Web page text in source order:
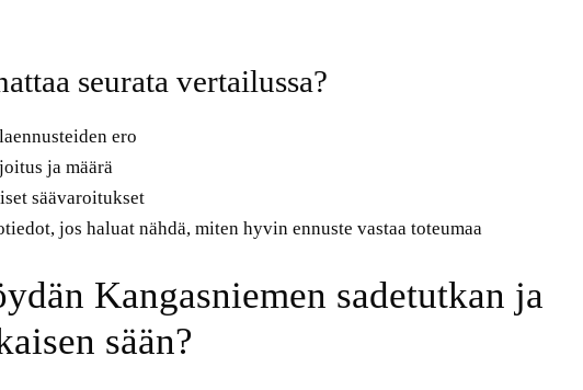
seurata vertailussa?
ero
ja määrä
säävaroitukset
jos haluat nähdä, miten hyvin ennuste vastaa toteumaa
Kangasniemen sadetutkan ja
sään?